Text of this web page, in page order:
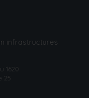
infrastructures
1620
25